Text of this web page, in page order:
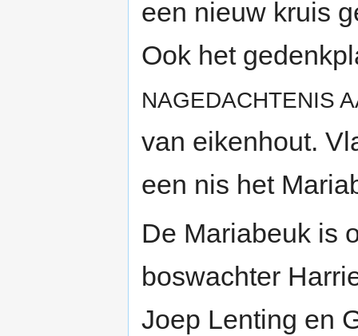
een nieuw kruis
Ook het
NAGEDACHTENIS
van eikenhout.
een nis het
De Mariabeuk is
boswachter
Joep Lenting en